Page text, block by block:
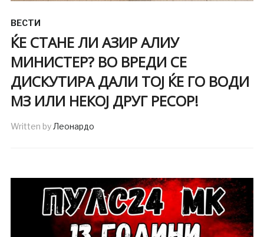
ВЕСТИ
ЌЕ СТАНЕ ЛИ АЗИР АЛИУ
МИНИСТЕР? ВО ВРЕДИ СЕ
ДИСКУТИРА ДАЛИ ТОЈ ЌЕ ГО ВОДИ
МЗ ИЛИ НЕКОЈ ДРУГ РЕСОР!
Written byЛеонардо